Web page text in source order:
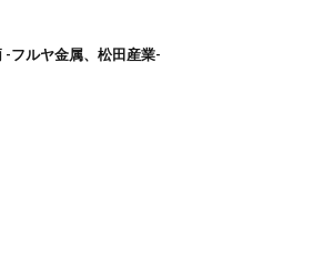
-フルヤ金属、松田産業-